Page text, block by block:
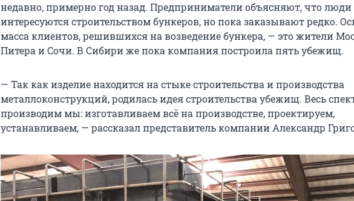
недавно, примерно год назад. Предприниматели объясняют, что люди
интересуются строительством бункеров, но пока заказывают редко.
масса клиентов, решившихся на возведение бункера, — это жители
Питера и Сочи. В Сибири же пока компания построила пять убежищ.
— Так как изделие находится на стыке строительства и производства
металлоконструкций, родилась идея строительства убежищ. Весь
производим мы: изготавливаем всё на производстве, проектируем,
устанавливаем, — рассказал представитель компании Александр